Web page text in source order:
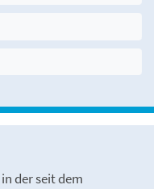
in der seit dem